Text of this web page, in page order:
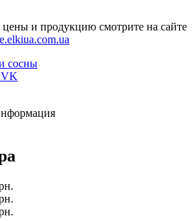
и продукцию смотрите на сайте
сосны
VK